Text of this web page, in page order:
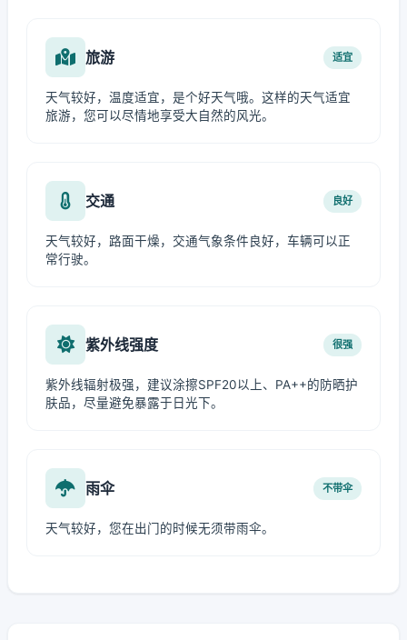
旅游 适宜
天气较好，温度适宜，是个好天气哦。这样的天气适宜
旅游，您可以尽情地享受大自然的风光。
交通 良好
天气较好，路面干燥，交通气象条件良好，车辆可以正
常行驶。
紫外线强度 很强
紫外线辐射极强，建议涂擦SPF20以上、PA++的防晒护
肤品，尽量避免暴露于日光下。
雨伞 不带伞
天气较好，您在出门的时候无须带雨伞。